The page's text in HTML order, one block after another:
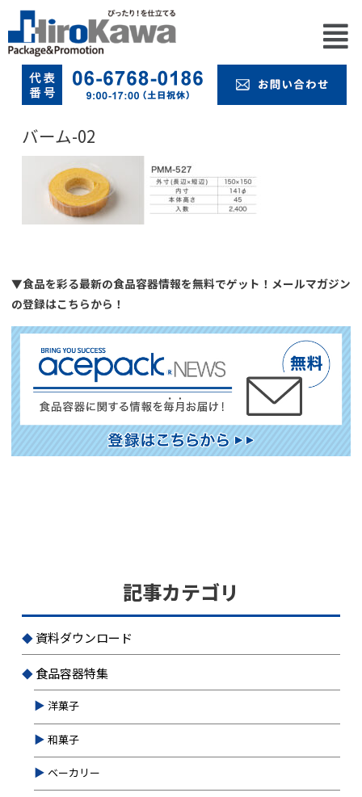
バーム-02
▼食品を彩る最新の食品容器情報を無料でゲット！メールマガジン
の登録はこちらから！
記事カテゴリ
資料ダウンロード
食品容器特集
洋菓子
和菓子
ベーカリー